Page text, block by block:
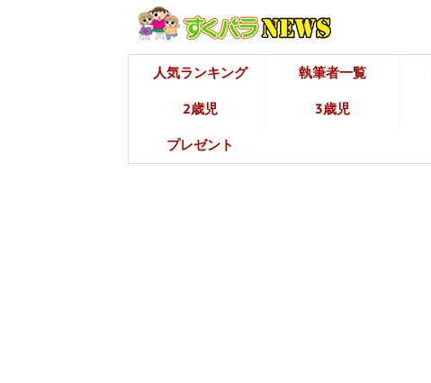
人気ランキング 執筆者一覧
2歳児 3歳児
プレゼント